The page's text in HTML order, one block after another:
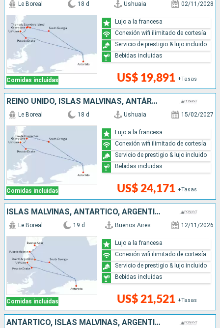
Comidas incluidas
Le Boreal 18 d Ushuaia 02/11/2028
US$ 19,891 +Tasas
Lujo a la francesa
Conexión wifi ilimitado de cortesía
Servicio de prestigio & lujo incluido
Bebidas incluidas
REINO UNIDO, ISLAS MALVINAS, ANTÁRTICO, ARGENTINA
Comidas incluidas
Le Boreal 18 d Ushuaia 15/02/2027
US$ 24,171 +Tasas
Lujo a la francesa
Conexión wifi ilimitado de cortesía
Servicio de prestigio & lujo incluido
Bebidas incluidas
ISLAS MALVINAS, ANTÁRTICO, ARGENTINA
Comidas incluidas
Le Boreal 19 d Buenos Aires 12/11/2026
US$ 21,521 +Tasas
Lujo a la francesa
Conexión wifi ilimitado de cortesía
Servicio de prestigio & lujo incluido
Bebidas incluidas
ANTÁRTICO, ISLAS MALVINAS, ARGENTINA